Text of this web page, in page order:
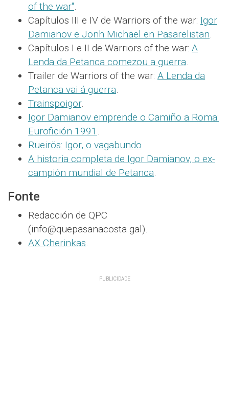
of the war".
Capítulos III e IV de Warriors of the war: Igor
Damianov e Jonh Michael en Pasarelistan.
Capítulos I e II de Warriors of the war: A
Lenda da Petanca comezou a guerra.
Trailer de Warriors of the war: A Lenda da
Petanca vai á guerra.
Trainspoigor.
Igor Damianov emprende o Camiño a Roma:
Eurofición 1991 .
Rueirös: Igor, o vagabundo
A historia completa de Igor Damianov, o ex-
campión mundial de Petanca.
Fonte
Redacción de QPC
(info@quepasanacosta.gal).
AX Cherinkas.